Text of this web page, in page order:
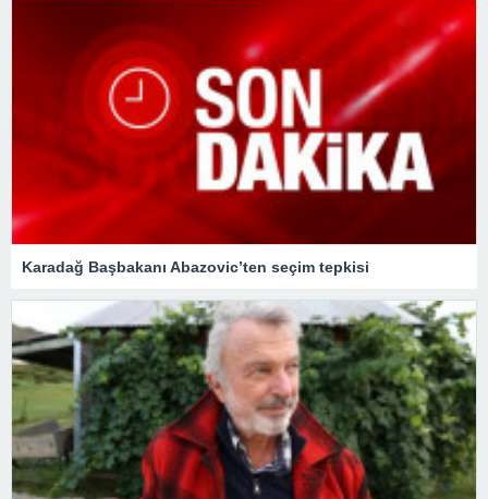
Karadağ Başbakanı Abazovic’ten seçim tepkisi